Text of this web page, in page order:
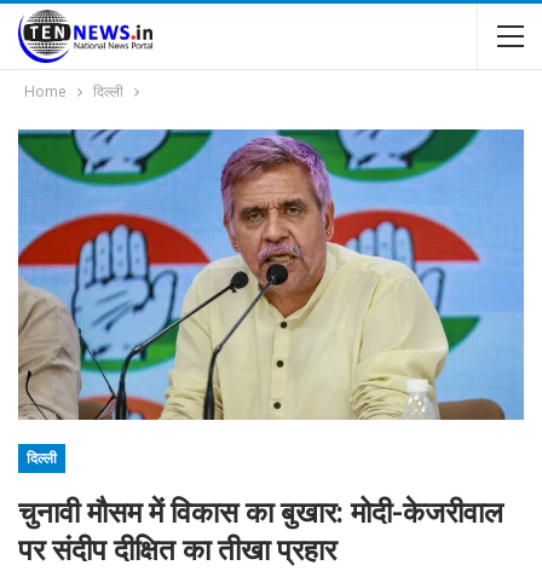
Home दिल्ली
दिल्ली
चुनावी मौसम में विकास का बुखार: मोदी-केजरीवाल
पर संदीप दीक्षित का तीखा प्रहार